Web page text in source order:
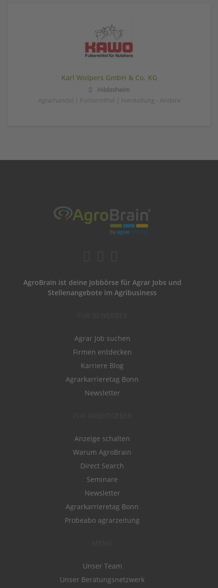
Karl Wolpers GmbH & Co. KG
Hildesheim
Agrarhandel | Futtermittel | Herstellung - Andere
AgroBrain ist deine Jobbörse für Agrar Jobs und
Stellenangebote im Agribusiness
Agrar Job suchen
Firmen entdecken
Karriere Blog
Agrarkarrieretag Bonn
Newsletter
Anzeige schalten
Warum AgroBrain
Direct Search
Seminare
Newsletter
Agrarkarrieretag Bonn
Probeabo agrarzeitung
Unser Team
Unser Beratungsnetzwerk